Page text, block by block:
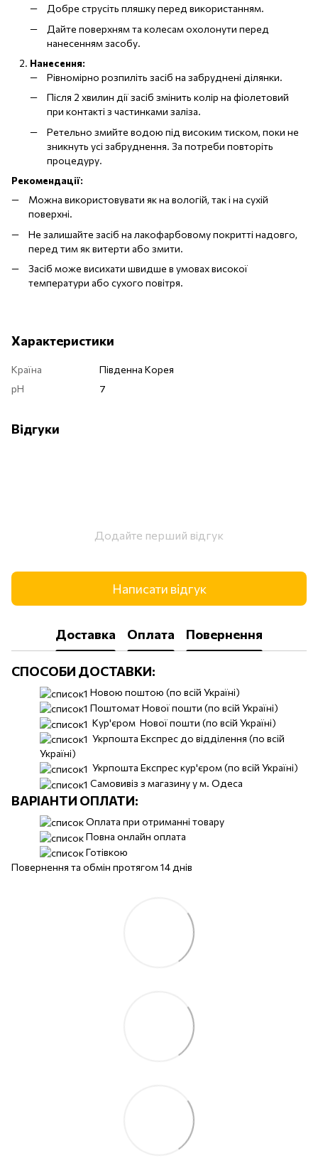
Добре струсіть пляшку перед використанням.
Дайте поверхням та колесам охолонути перед
нанесенням засобу.
Нанесення:
Рівномірно розпиліть засіб на забруднені ділянки.
Після 2 хвилин дії засіб змінить колір на фіолетовий
при контакті з частинками заліза.
Ретельно змийте водою під високим тиском, поки не
зникнуть усі забруднення. За потреби повторіть
процедуру.
Рекомендації:
Можна використовувати як на вологій, так і на сухій
поверхні.
Не залишайте засіб на лакофарбовому покритті надовго,
перед тим як витерти або змити.
Засіб може висихати швидше в умовах високої
температури або сухого повітря.
Характеристики
Країна
Південна Корея
pH
7
Відгуки
Додайте перший відгук
Написати відгук
Доставка Оплата Повернення
СПОСОБИ ДОСТАВКИ:
Новою поштою (по всій Україні)
Поштомат Нової пошти (по всій Україні)
Кур'єром Нової пошти (по всій Україні)
Укрпошта Експрес до відділення (по всій
Україні)
Укрпошта Експрес кур'єром (по всій Україні)
Самовивіз з магазину у м. Одеса
ВАРІАНТИ ОПЛАТИ:
Оплата при отриманні товару
Повна онлайн оплата
Готівкою
Повернення та обмін протягом 14 днів